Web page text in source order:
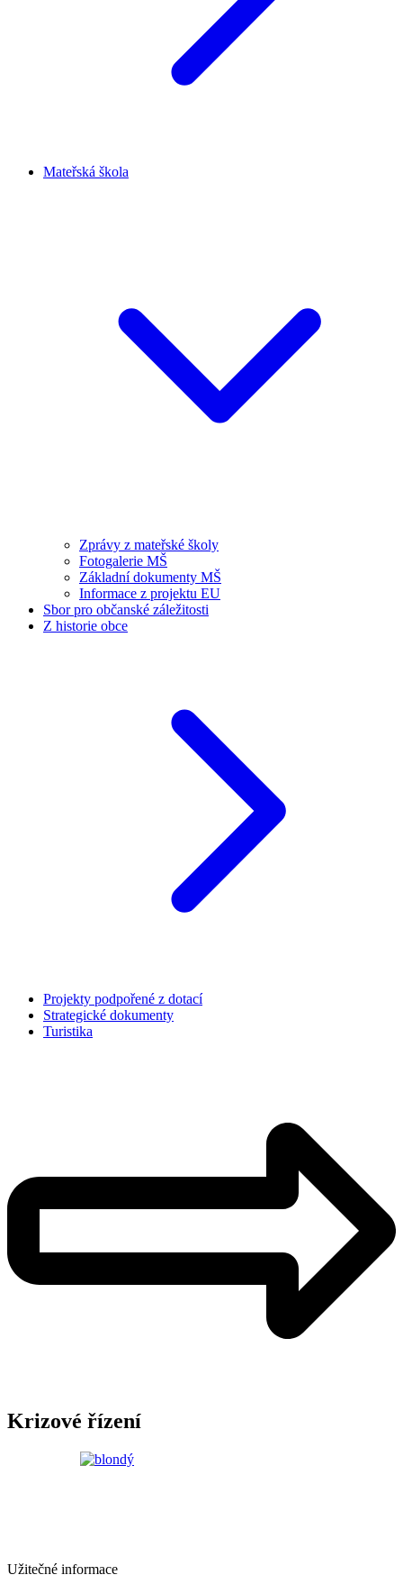
Mateřská škola
Zprávy z mateřské školy
Fotogalerie MŠ
Základní dokumenty MŠ
Informace z projektu EU
Sbor pro občanské záležitosti
Z historie obce
Projekty podpořené z dotací
Strategické dokumenty
Turistika
Krizové řízení
Užitečné informace